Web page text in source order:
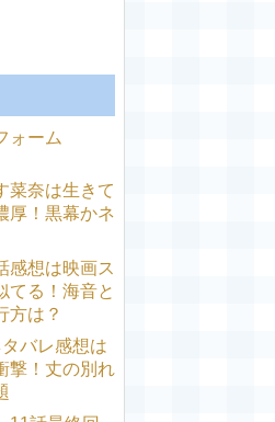
ォーム
菜奈は生きて
厚！黒幕かネ
感想は映画ス
てる！海音と
方は？
バレ感想は
撃！丈の別れ